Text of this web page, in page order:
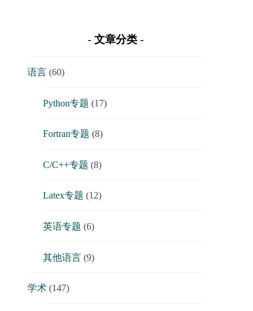
文章分类
语言 (60)
Python专题 (17)
Fortran专题 (8)
C/C++专题 (8)
Latex专题 (12)
英语专题 (6)
其他语言 (9)
学术 (147)